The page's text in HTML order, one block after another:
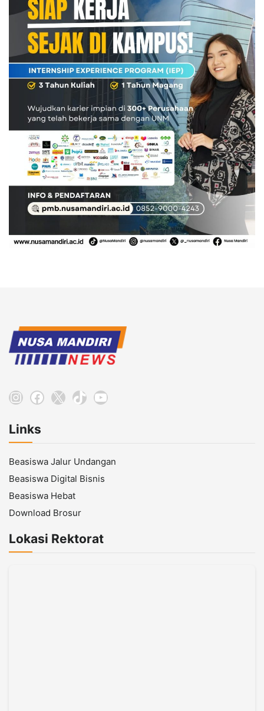
Instagram
Facebook
X TikTokYouTube
Links
Beasiswa Jalur Undangan
Beasiswa Digital Bisnis
Beasiswa Hebat
Download Brosur
Lokasi Rektorat